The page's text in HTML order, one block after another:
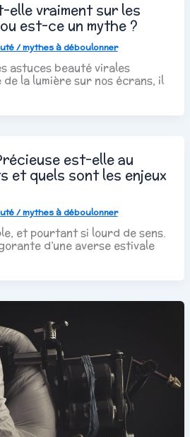
elle vraiment sur les
est-ce un mythe ?
/ mythes à déboulonner
astuces beauté virales
la lumière sur nos écrans, il
est-elle au
et quels sont les enjeux
/ mythes à déboulonner
et pourtant si lourd de sens.
d’une averse estivale